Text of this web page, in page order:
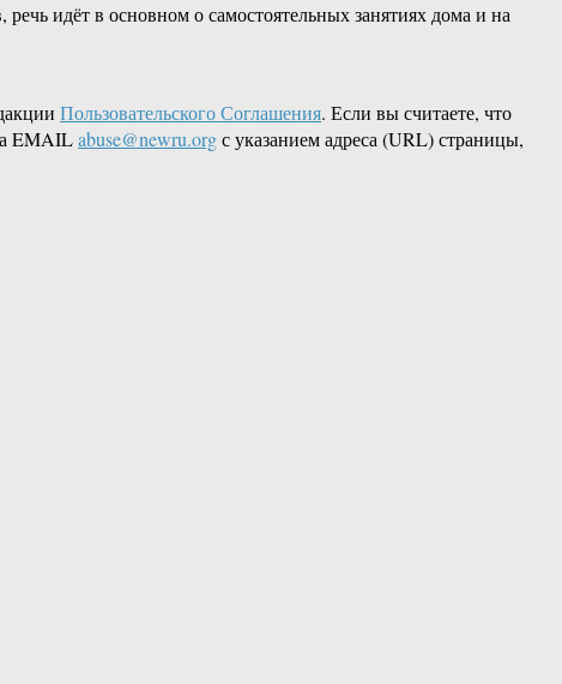
идёт в основном о самостоятельных занятиях дома и на
Пользовательского Соглашения. Если вы считаете, что
EMAILabuse@newru.orgс указанием адреса (URL) страницы,